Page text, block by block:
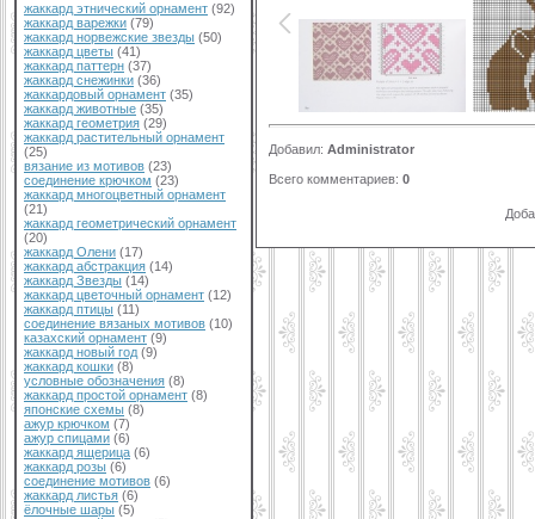
жаккард этнический орнамент (92)
жаккард варежки (79)
жаккард норвежские звезды (50)
жаккард цветы (41)
жаккард паттерн (37)
жаккард снежинки (36)
жаккардовый орнамент (35)
жаккард животные (35)
жаккард геометрия (29)
жаккард растительный орнамент
(25)
вязание из мотивов (23)
соединение крючком (23)
жаккард многоцветный орнамент
(21)
жаккард геометрический орнамент
(20)
жаккард Олени (17)
жаккард абстракция (14)
жаккард Звезды (14)
жаккард цветочный орнамент (12)
жаккард птицы (11)
соединение вязаных мотивов (10)
казахский орнамент (9)
жаккард новый год (9)
жаккард кошки (8)
условные обозначения (8)
жаккард простой орнамент (8)
японские схемы (8)
ажур крючком (7)
ажур спицами (6)
жаккард ящерица (6)
жаккард розы (6)
соединение мотивов (6)
жаккард листья (6)
ёлочные шары (5)
Добавил: Administrator
Всего комментариев: 0